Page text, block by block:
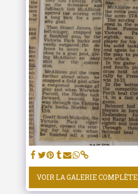
VOIR LA GALERIE COMPLÈTE